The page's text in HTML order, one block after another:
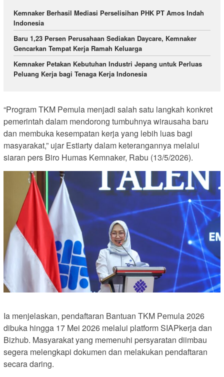
Kemnaker Berhasil Mediasi Perselisihan PHK PT Amos Indah
Indonesia
Baru 1,23 Persen Perusahaan Sediakan Daycare, Kemnaker
Gencarkan Tempat Kerja Ramah Keluarga
Kemnaker Petakan Kebutuhan Industri Jepang untuk Perluas
Peluang Kerja bagi Tenaga Kerja Indonesia
“Program TKM Pemula menjadi salah satu langkah konkret
pemerintah dalam mendorong tumbuhnya wirausaha baru
dan membuka kesempatan kerja yang lebih luas bagi
masyarakat,” ujar Estiarty dalam keterangannya melalui
siaran pers Biro Humas Kemnaker, Rabu (13/5/2026).
Ia menjelaskan, pendaftaran Bantuan TKM Pemula 2026
dibuka hingga 17 Mei 2026 melalui platform SIAPkerja dan
Bizhub. Masyarakat yang memenuhi persyaratan diimbau
segera melengkapi dokumen dan melakukan pendaftaran
secara daring.